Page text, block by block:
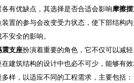
有优缺点，其选择是否合适会影响摩擦
置的参与会改变受力状态，使下部结构
安全的影响。
震支座扮演着重要的角色，它不仅可以减
建筑结构的设计中也必不可少，能够有
样，以适应不同的工程需求，主要包括：